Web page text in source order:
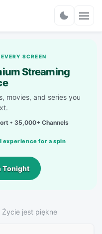
SCREEN
Streaming
movies, and series you
• 35,000+ Channels
experience for a spin
Tonight
Życie jest piękne